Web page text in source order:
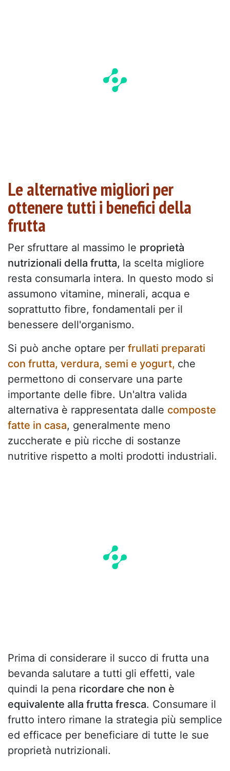
Le alternative migliori per
ottenere tutti i benefici della
frutta
Per sfruttare al massimo le proprietà
nutrizionali della frutta, la scelta migliore
resta consumarla intera. In questo modo si
assumono vitamine, minerali, acqua e
soprattutto fibre, fondamentali per il
benessere dell'organismo.
Si può anche optare per frullati preparati
con frutta, verdura, semi e yogurt, che
permettono di conservare una parte
importante delle fibre. Un'altra valida
alternativa è rappresentata dalle composte
fatte in casa, generalmente meno
zuccherate e più ricche di sostanze
nutritive rispetto a molti prodotti industriali.
Prima di considerare il succo di frutta una
bevanda salutare a tutti gli effetti, vale
quindi la pena ricordare che non è
equivalente alla frutta fresca. Consumare il
frutto intero rimane la strategia più semplice
ed efficace per beneficiare di tutte le sue
proprietà nutrizionali.